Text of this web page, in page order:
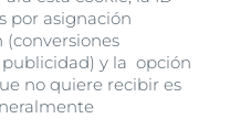
por asignación
y la opción
no quiere recibir es